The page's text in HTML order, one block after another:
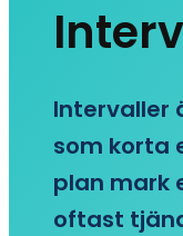
Intervaller
som korta
plan mark
oftast